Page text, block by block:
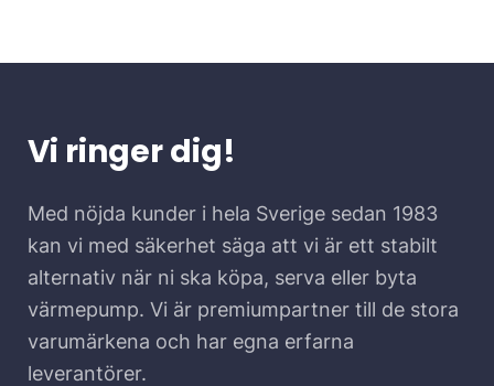
Vi ringer dig!
Med nöjda kunder i hela Sverige sedan 1983
kan vi med säkerhet säga att vi är ett stabilt
alternativ när ni ska köpa, serva eller byta
värmepump. Vi är premiumpartner till de stora
varumärkena och har egna erfarna
leverantörer.